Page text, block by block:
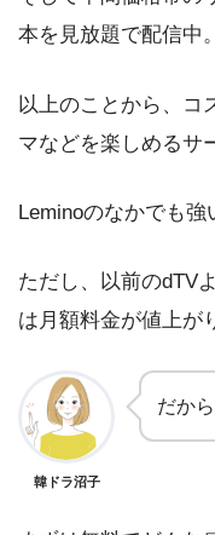
本を見放題で配信中。
以上のことから、コ
マなどを楽しめるサ
Leminoのなかでも
ただし、以前のdTV
は月額料金が値上が
韓ドラ沼子
だか